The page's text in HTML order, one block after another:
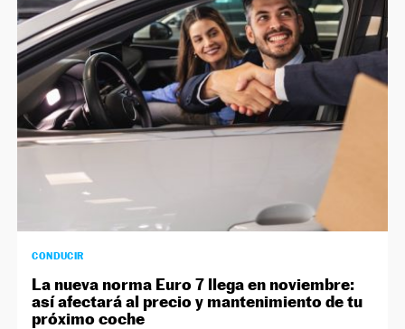
NEWSLETTER
SÍGUENOS
CONDUCIR
La nueva norma Euro 7 llega en noviembre:
así afectará al precio y mantenimiento de tu
próximo coche